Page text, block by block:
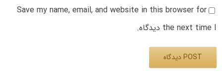
Save my name, email, and website in this browser for
the next time I دیدگاه.